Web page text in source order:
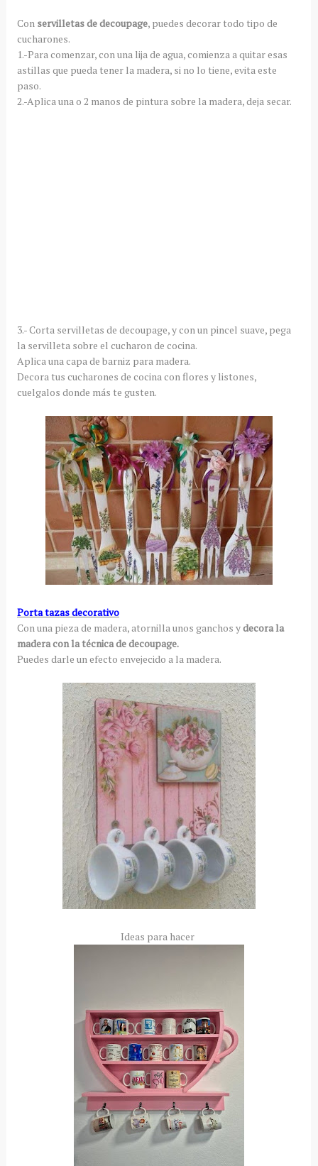
Con servilletas de decoupage, puedes decorar todo tipo de
cucharones.
1.-Para comenzar, con una lija de agua, comienza a quitar esas
astillas que pueda tener la madera, si no lo tiene, evita este
paso.
2.-Aplica una o 2 manos de pintura sobre la madera, deja secar.
3.- Corta servilletas de decoupage, y con un pincel suave, pega
la servilleta sobre el cucharon de cocina.
Aplica una capa de barniz para madera.
Decora tus cucharones de cocina con flores y listones,
cuelgalos donde más te gusten.
Porta tazas decorativo
Con una pieza de madera, atornilla unos ganchos ydecora la
madera con la técnica de decoupage.
Puedes darle un efecto envejecido a la madera.
Ideas para hacer